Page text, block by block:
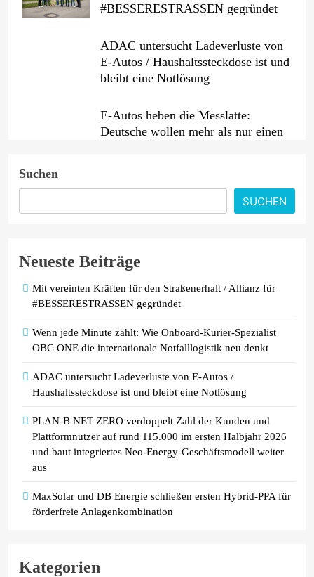
#BESSERESTRASSEN gegründet
ADAC untersucht Ladeverluste von
E-Autos / Haushaltssteckdose ist und
bleibt eine Notlösung
E-Autos heben die Messlatte:
Deutsche wollen mehr als nur einen
Wochenfrist um fast fünf US-Dollar
Preissenkungen
Suchen
SUCHEN
Neueste Beiträge
Mit vereinten Kräften für den Straßenerhalt / Allianz für
#BESSERESTRASSEN gegründet
Wenn jede Minute zählt: Wie Onboard-Kurier-Spezialist
OBC ONE die internationale Notfalllogistik neu denkt
ADAC untersucht Ladeverluste von E-Autos /
Haushaltssteckdose ist und bleibt eine Notlösung
PLAN-B NET ZERO verdoppelt Zahl der Kunden und
Plattformnutzer auf rund 115.000 im ersten Halbjahr 2026
und baut integriertes Neo-Energy-Geschäftsmodell weiter
aus
MaxSolar und DB Energie schließen ersten Hybrid-PPA für
förderfreie Anlagenkombination
Kategorien